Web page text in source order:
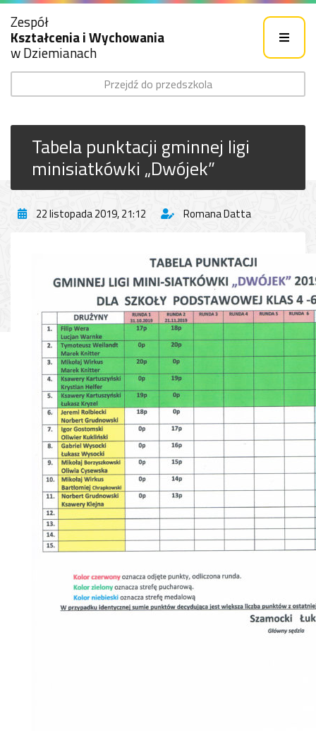
Zespół
Kształcenia i Wychowania
w Dziemianach
Przejdź do przedszkola
Tabela punktacji gminnej ligi
minisiatkówki „Dwójek”
22 listopada 2019, 21:12 Romana Datta